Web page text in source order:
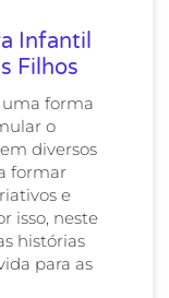
Infantil
Filhos
forma
o
diversos
formar
e
isso, neste
histórias
para as